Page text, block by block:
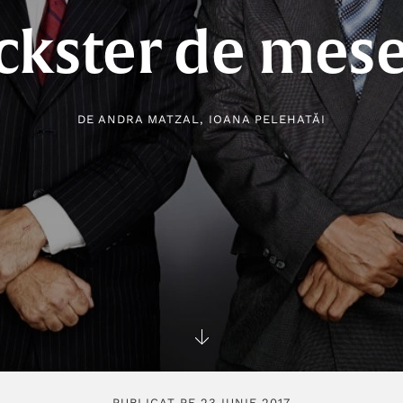
de
DE ANDRA MATZAL, IOANA PELEHATĂI